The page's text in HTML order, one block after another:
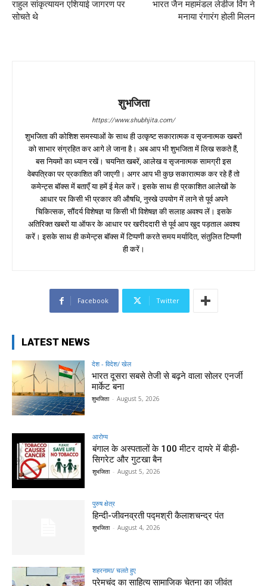
राहुल सांकृत्यायन एशियाई जागरण पर
सोचते थे
भारत जैन महामंडल लेडीज विंग ने
मनाया रंगारंग होली मिलन
शुभजिता
https://www.shubhjita.com/
शुभजिता की कोशिश समस्याओं के साथ ही उत्कृष्ट सकारात्मक व सृजनात्मक खबरों
को साभार संग्रहित कर आगे ले जाना है। अब आप भी शुभजिता में लिख सकते हैं,
बस नियमों का ध्यान रखें। चयनित खबरें, आलेख व सृजनात्मक सामग्री इस
वेबपत्रिका पर प्रकाशित की जाएगी। अगर आप भी कुछ सकारात्मक कर रहे हैं तो
कमेन्ट्स बॉक्स में बताएँ या हमें ई मेल करें। इसके साथ ही प्रकाशित आलेखों के
आधार पर किसी भी प्रकार की औषधि, नुस्खे उपयोग में लाने से पूर्व अपने
चिकित्सक, सौंदर्य विशेषज्ञ या किसी भी विशेषज्ञ की सलाह अवश्य लें। इसके
अतिरिक्त खबरों या ऑफर के आधार पर खरीददारी से पूर्व आप खुद पड़ताल अवश्य
करें। इसके साथ ही कमेन्ट्स बॉक्स में टिप्पणी करते समय मर्यादित, संतुलित टिप्पणी
ही करें।
Facebook Twitter
LATEST NEWS
देश - विदेश/ खेल
भारत दूसरा सबसे तेजी से बढ़ने वाला सोलर एनर्जी
मार्केट बना
शुभजिता - August 5, 2026
आरोग्य
बंगाल के अस्पतालों के 100 मीटर दायरे में बीड़ी-
सिगरेट और गुटखा बैन
शुभजिता - August 5, 2026
पुरुष क्षेत्र
हिन्‍दी-जीवनव्रती पद्मश्री कैलाशचन्‍द्र पंत
शुभजिता - August 4, 2026
शहरनामा/ चलते हुए
प्रेमचंद का साहित्य सामाजिक चेतना का जीवंत